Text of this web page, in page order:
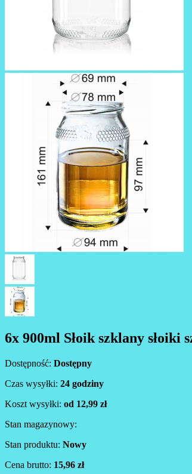
6x 900ml Słoik szklany
Dostępność: Dostępny
Czas wysyłki: 24 godziny
Koszt wysyłki: od 12,99 zł
Stan magazynowy:
Stan produktu: Nowy
Cena brutto: 15,96 zł